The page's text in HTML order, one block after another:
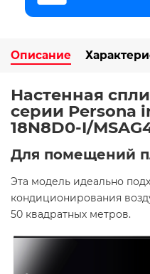
Описание
Настенная
серии Persona
18N8D0-I/
Для помещений
Эта модель идеально
кондиционирования
50 квадратных метров.​